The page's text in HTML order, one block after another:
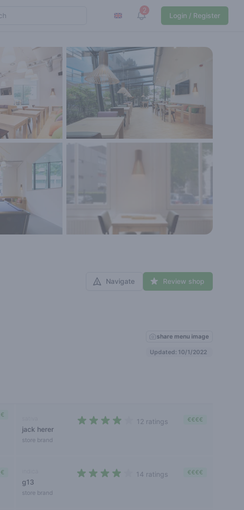
2
View notifications
Login / Register
Navigate Review shop
share menu image
Updated: 10/1/2022
jack herer
store brand
12 ratings €€€€
€
g13
store brand
14 ratings €€€€